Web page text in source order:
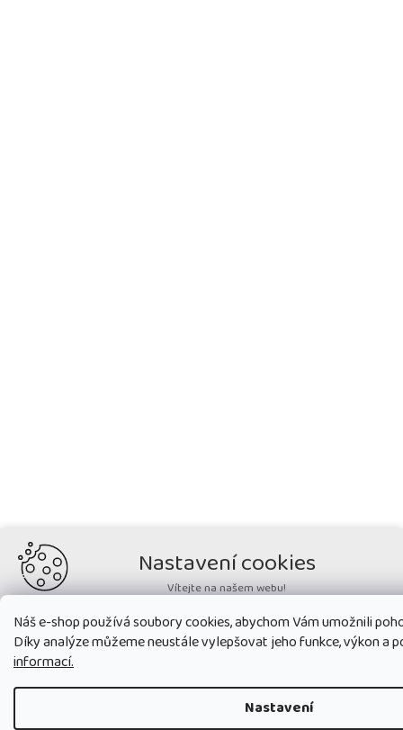
Náš e-shop používá soubory cookies, abychom Vám umožnili
Díky analýze můžeme neustále vylepšovat jeho funkce, výkon a
informací.
Nastavení
Nastavení cookies
Vítejte na našem webu!
Potřebujeme nastavit cookies a související technologie, aby
zobrazovaný obsah odpovídal vašim potřebám a vy na webu nalezli
přesně to, co potřebujete. Soubory cookies používané na našem webu
nikdy neslouží ke zjišťování totožnosti uživatelů stránek